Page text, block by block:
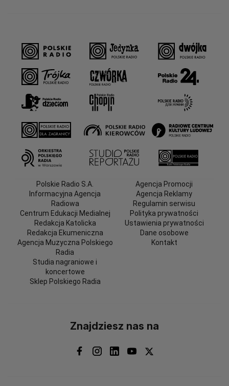
Polskie Radio S.A.
Informacyjna Agencja
Radiowa
Centrum Edukacji Medialnej
Redakcja Katolicka
Redakcja Ekumeniczna
Agencja Muzyczna Polskiego
Radia
Studia nagraniowe i
koncertowe
Sklep Polskiego Radia
Agencja Promocji
Agencja Reklamy
Regulamin serwisu
Polityka prywatności
Ustawienia prywatności
Dane osobowe
Kontakt
Znajdziesz nas na